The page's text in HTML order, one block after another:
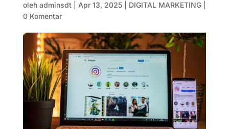
oleh adminsdt| Apr 13, 2025| DIGITAL MARKETING|
0 Komentar